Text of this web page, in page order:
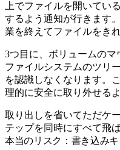
上でファイルを開いてい
するよう通知が行きます
業を終えてファイルをき
3つ目に、ボリュームの
ファイルシステムのツリ
を認識しなくなります。
理的に安全に取り外せる
取り出しを省いてただケ
テップを同時にすべて飛
本当のリスク：書き込みキ